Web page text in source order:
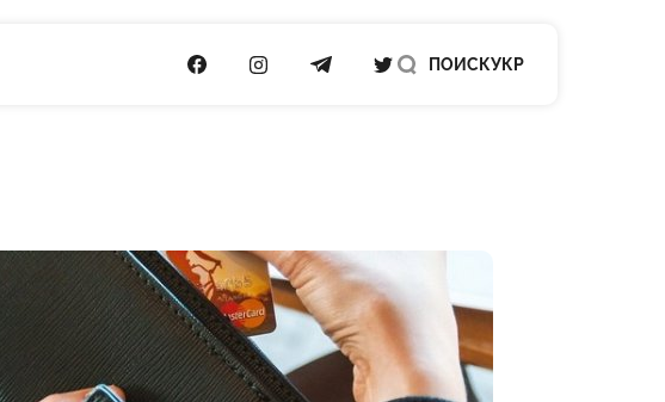
ПОСИЛАННЯ НА FACEBOOK
ПОСИЛАННЯ НА INSTAGRAM
ПОСИЛАННЯ НА TELEGRAM
ПОСИЛАННЯ НА TWITTER
ПОИСКУКР